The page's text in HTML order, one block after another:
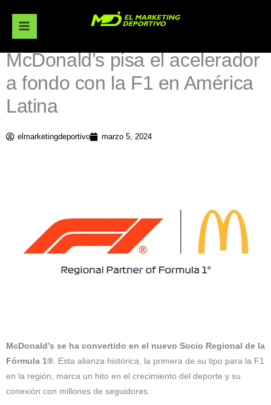
contenido
McDonald’s pisa el acelerador
a fondo con la F1 en América
Latina
elmarketingdeportivo marzo 5, 2024
McDonald’s se ha convertido en el nuevo Socio Regional de la
Fórmula 1® . Esta alianza histórica, la primera de su tipo para la F1
en la región, marca un hito en el crecimiento del deporte y su
conexión con millones de seguidores.